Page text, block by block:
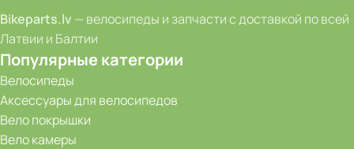
Bikeparts.lv — велосипеды и запчасти с доставкой по всей
Латвии и Балтии
Популярные категории
Велосипеды
Аксессуары для велосипедов
Вело покрышки
Вело камеры